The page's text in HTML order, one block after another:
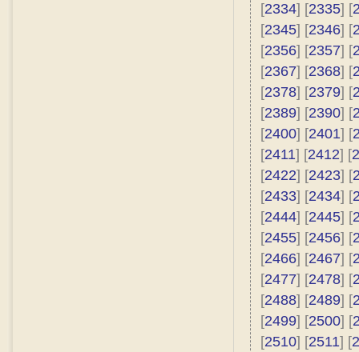
[2334] [2335] [
[2345] [2346] [
[2356] [2357] [
[2367] [2368] [
[2378] [2379] [
[2389] [2390] [
[2400] [2401] [
[2411] [2412] [
[2422] [2423] [
[2433] [2434] [
[2444] [2445] [
[2455] [2456] [
[2466] [2467] [
[2477] [2478] [
[2488] [2489] [
[2499] [2500] [
[2510] [2511] [